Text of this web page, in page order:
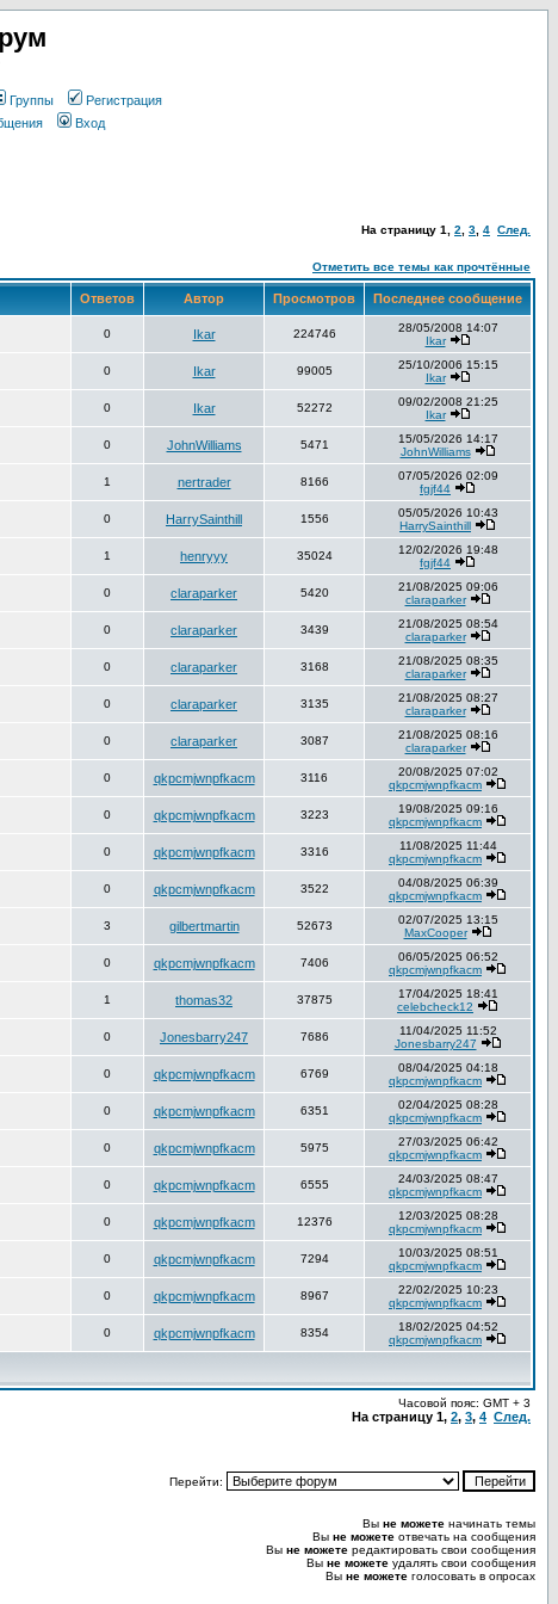
Группы
Регистрация
Вход
На страницу 1 2 3 4 След.
Отметить все темы как прочтённые
Ответов Автор Просмотров Последнее сообщение
0 Ikar 224746
28/05/2008 14:07
Ikar
0 Ikar 99005
25/10/2006 15:15
Ikar
0 Ikar 52272
09/02/2008 21:25
Ikar
0 JohnWilliams 5471
15/05/2026 14:17
JohnWilliams
1 nertrader 8166
07/05/2026 02:09
fgjf44
0 HarrySainthill 1556
05/05/2026 10:43
HarrySainthill
1 henryyy 35024
12/02/2026 19:48
fgjf44
0 claraparker 5420
21/08/2025 09:06
claraparker
0 claraparker 3439
21/08/2025 08:54
claraparker
0 claraparker 3168
21/08/2025 08:35
claraparker
0 claraparker 3135
21/08/2025 08:27
claraparker
0 claraparker 3087
21/08/2025 08:16
claraparker
0 qkpcmjwnpfkacm 3116
20/08/2025 07:02
qkpcmjwnpfkacm
0 qkpcmjwnpfkacm 3223
19/08/2025 09:16
qkpcmjwnpfkacm
0 qkpcmjwnpfkacm 3316
11/08/2025 11:44
qkpcmjwnpfkacm
0 qkpcmjwnpfkacm 3522
04/08/2025 06:39
qkpcmjwnpfkacm
3 gilbertmartin 52673
02/07/2025 13:15
MaxCooper
0 qkpcmjwnpfkacm 7406
06/05/2025 06:52
qkpcmjwnpfkacm
1 thomas32 37875
17/04/2025 18:41
celebcheck12
0 Jonesbarry247 7686
11/04/2025 11:52
Jonesbarry247
0 qkpcmjwnpfkacm 6769
08/04/2025 04:18
qkpcmjwnpfkacm
0 qkpcmjwnpfkacm 6351
02/04/2025 08:28
qkpcmjwnpfkacm
0 qkpcmjwnpfkacm 5975
27/03/2025 06:42
qkpcmjwnpfkacm
0 qkpcmjwnpfkacm 6555
24/03/2025 08:47
qkpcmjwnpfkacm
0 qkpcmjwnpfkacm 12376
12/03/2025 08:28
qkpcmjwnpfkacm
0 qkpcmjwnpfkacm 7294
10/03/2025 08:51
qkpcmjwnpfkacm
0 qkpcmjwnpfkacm 8967
22/02/2025 10:23
qkpcmjwnpfkacm
0 qkpcmjwnpfkacm 8354
18/02/2025 04:52
qkpcmjwnpfkacm
Часовой пояс: GMT + 3
На страницу 1, 2, 3, 4 След.
Перейти:
Вы не можете начинать темы
Вы не можете отвечать на сообщения
Вы не можете редактировать свои сообщения
Вы не можете удалять свои сообщения
Вы не можете голосовать в опросах